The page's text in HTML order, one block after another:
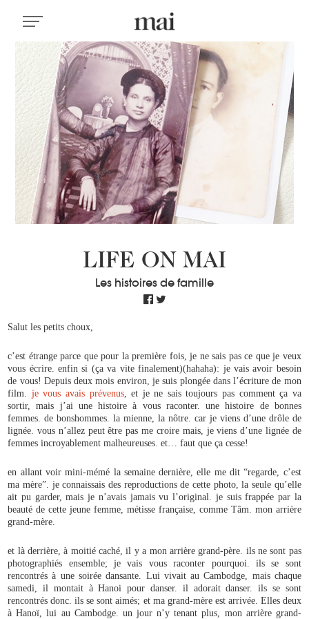
LIFE ON MAI
Les histoires de famille
Salut les petits choux,
c’est étrange parce que pour la première fois, je ne sais pas ce que je veux
vous écrire. enfin si (ça va vite finalement)(hahaha): je vais avoir besoin
de vous! Depuis deux mois environ, je suis plongée dans l’écriture de mon
film. je vous avais prévenus, et je ne sais toujours pas comment ça va
sortir, mais j’ai une histoire à vous raconter. une histoire de bonnes
femmes. de bonshommes. la mienne, la nôtre. car je viens d’une drôle de
lignée. vous n’allez peut être pas me croire mais, je viens d’une lignée de
femmes incroyablement malheureuses. et… faut que ça cesse!
en allant voir mini-mémé la semaine dernière, elle me dit “regarde, c’est
ma mère”. je connaissais des reproductions de cette photo, la seule qu’elle
ait pu garder, mais je n’avais jamais vu l’original. je suis frappée par la
beauté de cette jeune femme, métisse française, comme Tâm. mon arrière
grand-mère.
et là derrière, à moitié caché, il y a mon arrière grand-père. ils ne sont pas
photographiés ensemble; je vais vous raconter pourquoi. ils se sont
rencontrés à une soirée dansante. Lui vivait au Cambodge, mais chaque
samedi, il montait à Hanoi pour danser. il adorait danser. ils se sont
rencontrés donc. ils se sont aimés; et ma grand-mère est arrivée. Elles deux
à Hanoï, lui au Cambodge. un jour n’y tenant plus, mon arrière grand-